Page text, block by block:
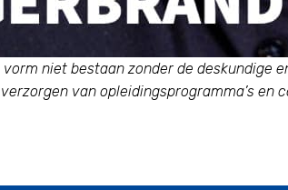
niet bestaan zonder de
van opleidingsprogramma’s